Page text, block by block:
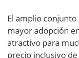
El amplio
mayor adopción
atractivo para
precio inclusivo